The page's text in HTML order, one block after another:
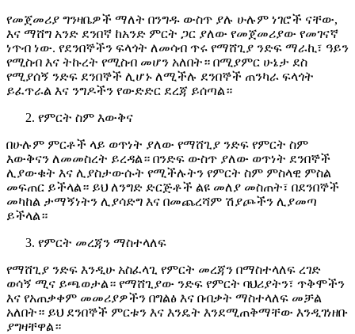
የመጀመሪያ ግንዛቤዎች ማለት በንግዱ ውስጥ ያሉ ሁሉም ነገሮች ናቸው,
እና ማሸግ አንድ ደንበኛ ከአንድ ምርት ጋር ያለው የመጀመሪያው የመገናኛ
ነጥብ ነው. የደንበኞችን ፍላጎት ለመሳብ ጥሩ የማሸጊያ ንድፍ ማራኪ፣ ዓይን
የሚስብ እና ትኩረት የሚስብ መሆን አለበት። በሚያምር ሁኔታ ደስ
የሚያሰኝ ንድፍ ደንበኞች ሊሆኑ ለሚችሉ ደንበኞች ጠንካራ ፍላጎት
ይፈጥራል እና ንግዶችን የውድድር ደረጃ ይሰጣል።
የምርት ስም እውቅና
በሁሉም ምርቶች ላይ ወጥነት ያለው የማሸጊያ ንድፍ የምርት ስም
እውቅናን ለመመስረት ይረዳል። በንድፍ ውስጥ ያለው ወጥነት ደንበኞች
ሊያውቁት እና ሊያስታውሱት የሚችሉትን የምርት ስም ምስላዊ ምስል
መፍጠር ይችላል። ይህ ለንግድ ድርጅቶች ልዩ መለያ መስጠት፣ በደንበኞች
መካከል ታማኝነትን ሊያሳድግ እና በመጨረሻም ሽያጮችን ሊያመጣ
ይችላል።
የምርት መረጃን ማስተላለፍ
የማሸጊያ ንድፍ እንዲሁ አስፈላጊ የምርት መረጃን በማስተላለፍ ረገድ
ወሳኝ ሚና ይጫወታል። የማሸጊያው ንድፍ የምርት ባህሪያትን፣ ጥቅሞችን
እና የአጠቃቀም መመሪያዎችን በግልፅ እና በብቃት ማስተላለፍ መቻል
አለበት። ይህ ደንበኞች ምርቱን እና እንዴት እንደሚጠቅማቸው እንዲገነዘቡ
ያግዛቸዋል።